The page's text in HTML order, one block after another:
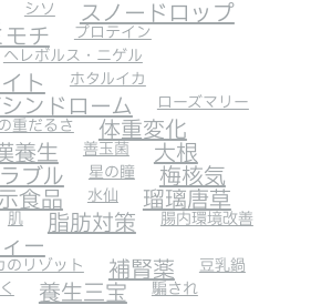
シソ スノードロップ
モチ プロテイン
ヘレボルス・ニゲル
ト ホタルイカ
ンドローム ローズマリー
重だるさ 体重変化
養生 善玉菌 大根
ブル 星の瞳 梅核気
食品 水仙 瑠璃唐草
肌 脂肪対策 腸内環境改善
ー
のリゾット 補腎薬 豆乳鍋
養生三宝 騙され